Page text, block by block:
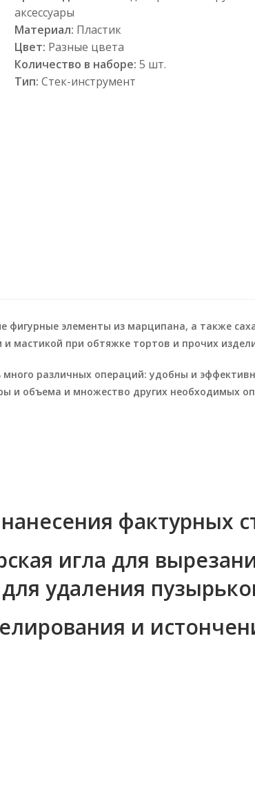
аксессуары
Материал: Пластик
Цвет: Разные цвета
Количество в наборе: 5 шт.
Тип: Стек-инструмент
фигурные элементы из марципана, а также
мастикой при обтяжке тортов и прочих
различных операций: удобны и
и объема и множество других необходимых
фактурных
игла для
удаления
и